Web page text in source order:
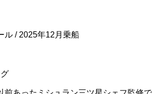
ル / 2025年12月乗船